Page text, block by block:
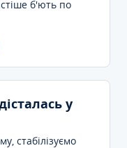
б'ють по
у
стабілізуємо